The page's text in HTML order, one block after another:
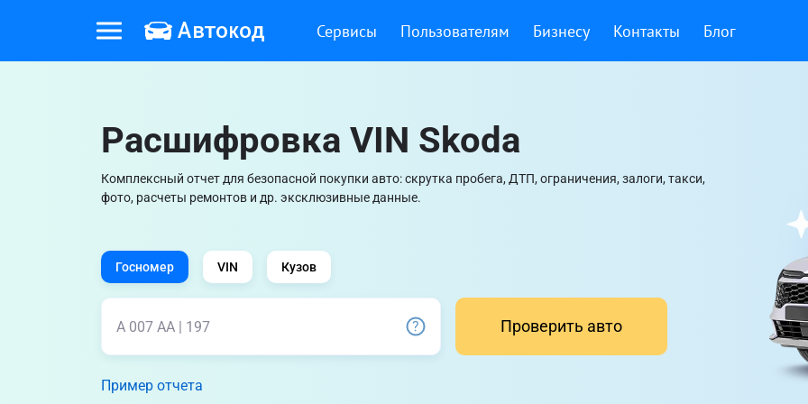
Сервисы Пользователям Бизнесу Контакты Блог
Расшифровка VIN Skoda
Комплексный отчет для безопасной покупки авто: скрутка пробега, ДТП, ограничения, залоги, такси,
фото, расчеты ремонтов и др. эксклюзивные данные.
Госномер VIN Кузов
Проверить авто
Пример отчета